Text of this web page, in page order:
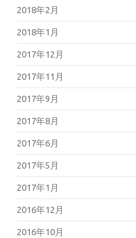
2018年2月
2018年1月
2017年12月
2017年11月
2017年9月
2017年8月
2017年6月
2017年5月
2017年1月
2016年12月
2016年10月